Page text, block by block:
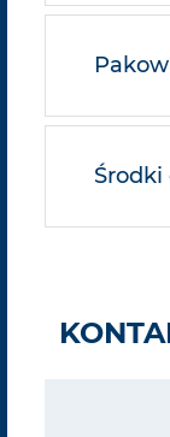
Środki